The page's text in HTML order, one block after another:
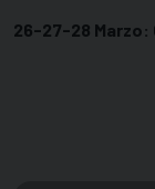
26-27-28